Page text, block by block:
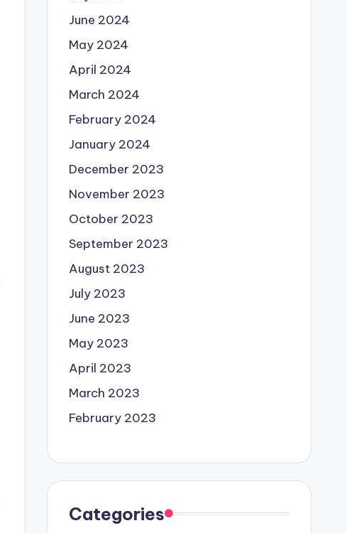
June 2024
May 2024
April 2024
March 2024
February 2024
January 2024
December 2023
November 2023
October 2023
September 2023
August 2023
July 2023
June 2023
May 2023
April 2023
March 2023
February 2023
Categories